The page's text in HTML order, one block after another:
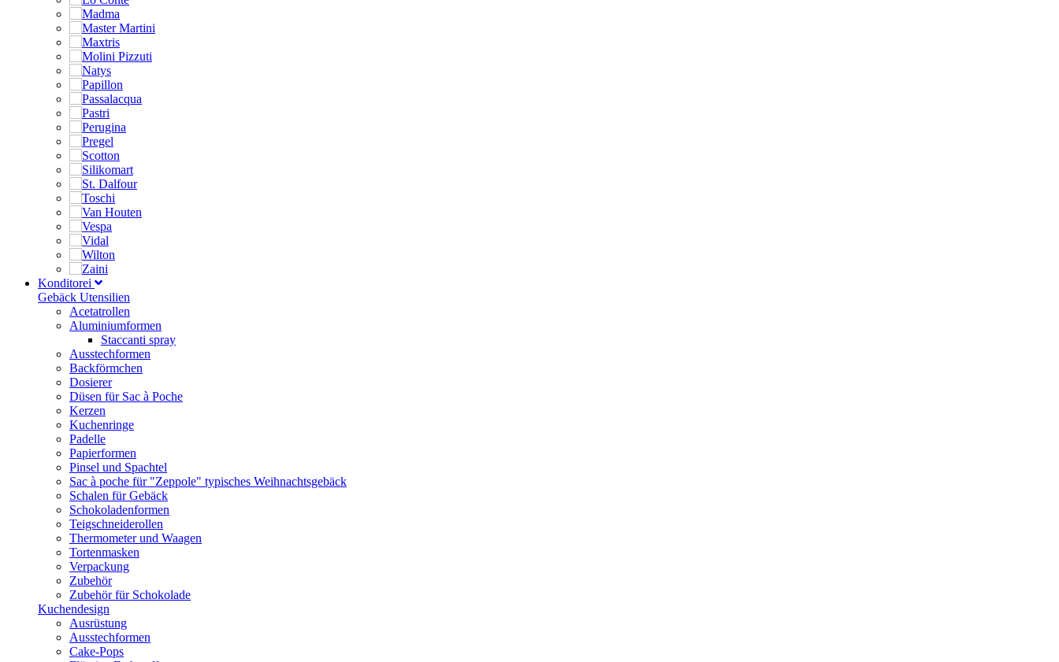
Konditorei
Gebäck Utensilien
Acetatrollen
Aluminiumformen
Staccanti spray
Ausstechformen
Backförmchen
Dosierer
Düsen für Sac à Poche
Kerzen
Kuchenringe
Padelle
Papierformen
Pinsel und Spachtel
Sac à poche für "Zeppole" typisches Weihnachtsgebäck
Schalen für Gebäck
Schokoladenformen
Teigschneiderollen
Thermometer und Waagen
Tortenmasken
Verpackung
Zubehör
Zubehör für Schokolade
Kuchendesign
Ausrüstung
Ausstechformen
Cake-Pops